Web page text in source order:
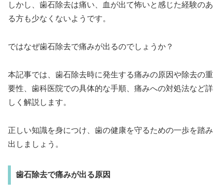
しかし、歯石除去は痛い、血が出て怖いと感じた経験のあ
る方も少なくないようです。
ではなぜ歯石除去で痛みが出るのでしょうか？
本記事では、歯石除去時に発生する痛みの原因や除去の重
要性、歯科医院での具体的な手順、痛みへの対処法など詳
しく解説します。
正しい知識を身につけ、歯の健康を守るための一歩を踏み
出しましょう。
歯石除去で痛みが出る原因